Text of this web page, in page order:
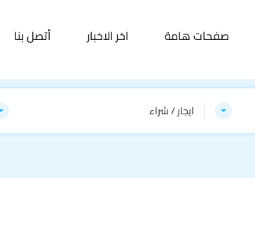
صفحات هامة اخر الاخبار أتصل بنا
ايجار / شراء